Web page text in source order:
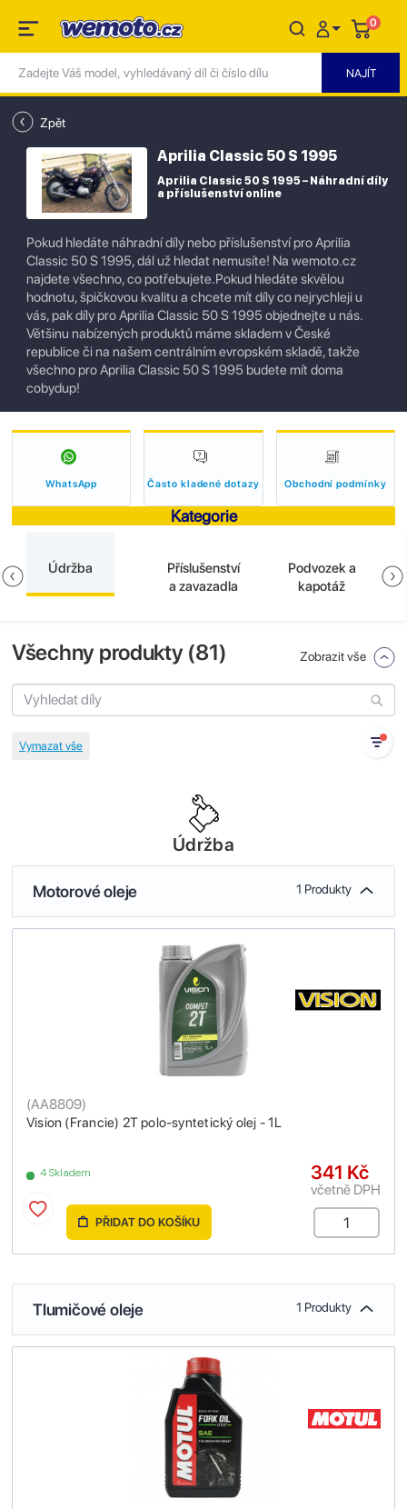
0
Zpět
Aprilia Classic 50 S 1995
Aprilia Classic 50 S 1995 – Náhradní díly
a příslušenství online
Pokud hledáte náhradní díly nebo příslušenství pro Aprilia
Classic 50 S 1995, dál už hledat nemusíte! Na wemoto.cz
najdete všechno, co potřebujete.Pokud hledáte skvělou
hodnotu, špičkovou kvalitu a chcete mít díly co nejrychleji u
vás, pak díly pro Aprilia Classic 50 S 1995 objednejte u nás.
Většinu nabízených produktů máme skladem v České
republice či na našem centrálním evropském skladě, takže
všechno pro Aprilia Classic 50 S 1995 budete mít doma
cobydup!
WhatsApp Často kladené dotazy Obchodní podmínky
Kategorie
Údržba
Příslušenství
a zavazadla
Podvozek a
kapotáž
Všechny produkty (81) Zobrazit vše
Údržba
Motorové oleje 1 Produkty
Vision (Francie) 2T polo-syntetický olej - 1L
(AA8809)
4 Skladem 341 Kč
včetně DPH
PŘIDAT DO KOŠÍKU
Tlumičové oleje 1 Produkty